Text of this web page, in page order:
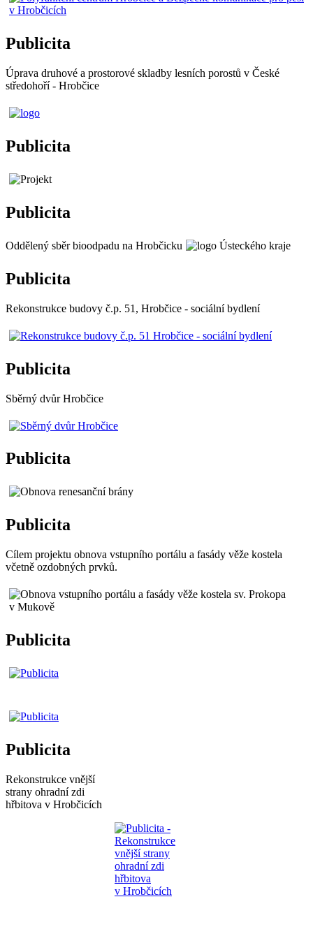
Publicita
Úprava druhové a prostorové skladby lesních porostů v České
středohoří - Hrobčice
Publicita
Publicita
Oddělený sběr bioodpadu na Hrobčicku
Publicita
Rekonstrukce budovy č.p. 51, Hrobčice - sociální bydlení
Publicita
Sběrný dvůr Hrobčice
Publicita
Publicita
Cílem projektu obnova vstupního portálu a fasády věže kostela
včetně ozdobných prvků.
Publicita
Publicita
Rekonstrukce vnější
strany ohradní zdi
hřbitova v Hrobčicích